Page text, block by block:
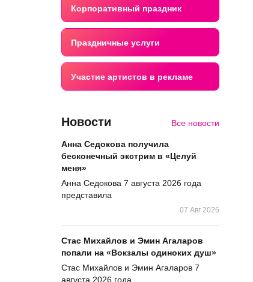
Корпоративный праздник
Праздничные услуги
Участие артистов в рекламе
Новости Все новости
Анна Седокова получила
бесконечный экстрим в «Целуй
меня»
Анна Седокова 7 августа 2026 года
представила
07 Авг 2026
Стас Михайлов и Эмин Агаларов
попали на «Вокзалы одиноких душ»
Стас Михайлов и Эмин Агаларов 7
августа 2026 года